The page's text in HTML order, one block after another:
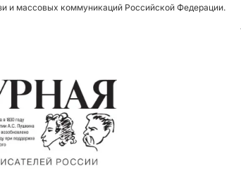
и массовых коммуникаций Российской Федерации.